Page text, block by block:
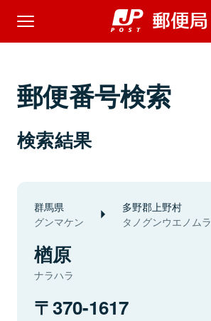
郵便番号検索
検索結果
群馬県
グンマケン
多野郡上野村
タノグンウエノムラ
楢原
ナラハラ
370-1617